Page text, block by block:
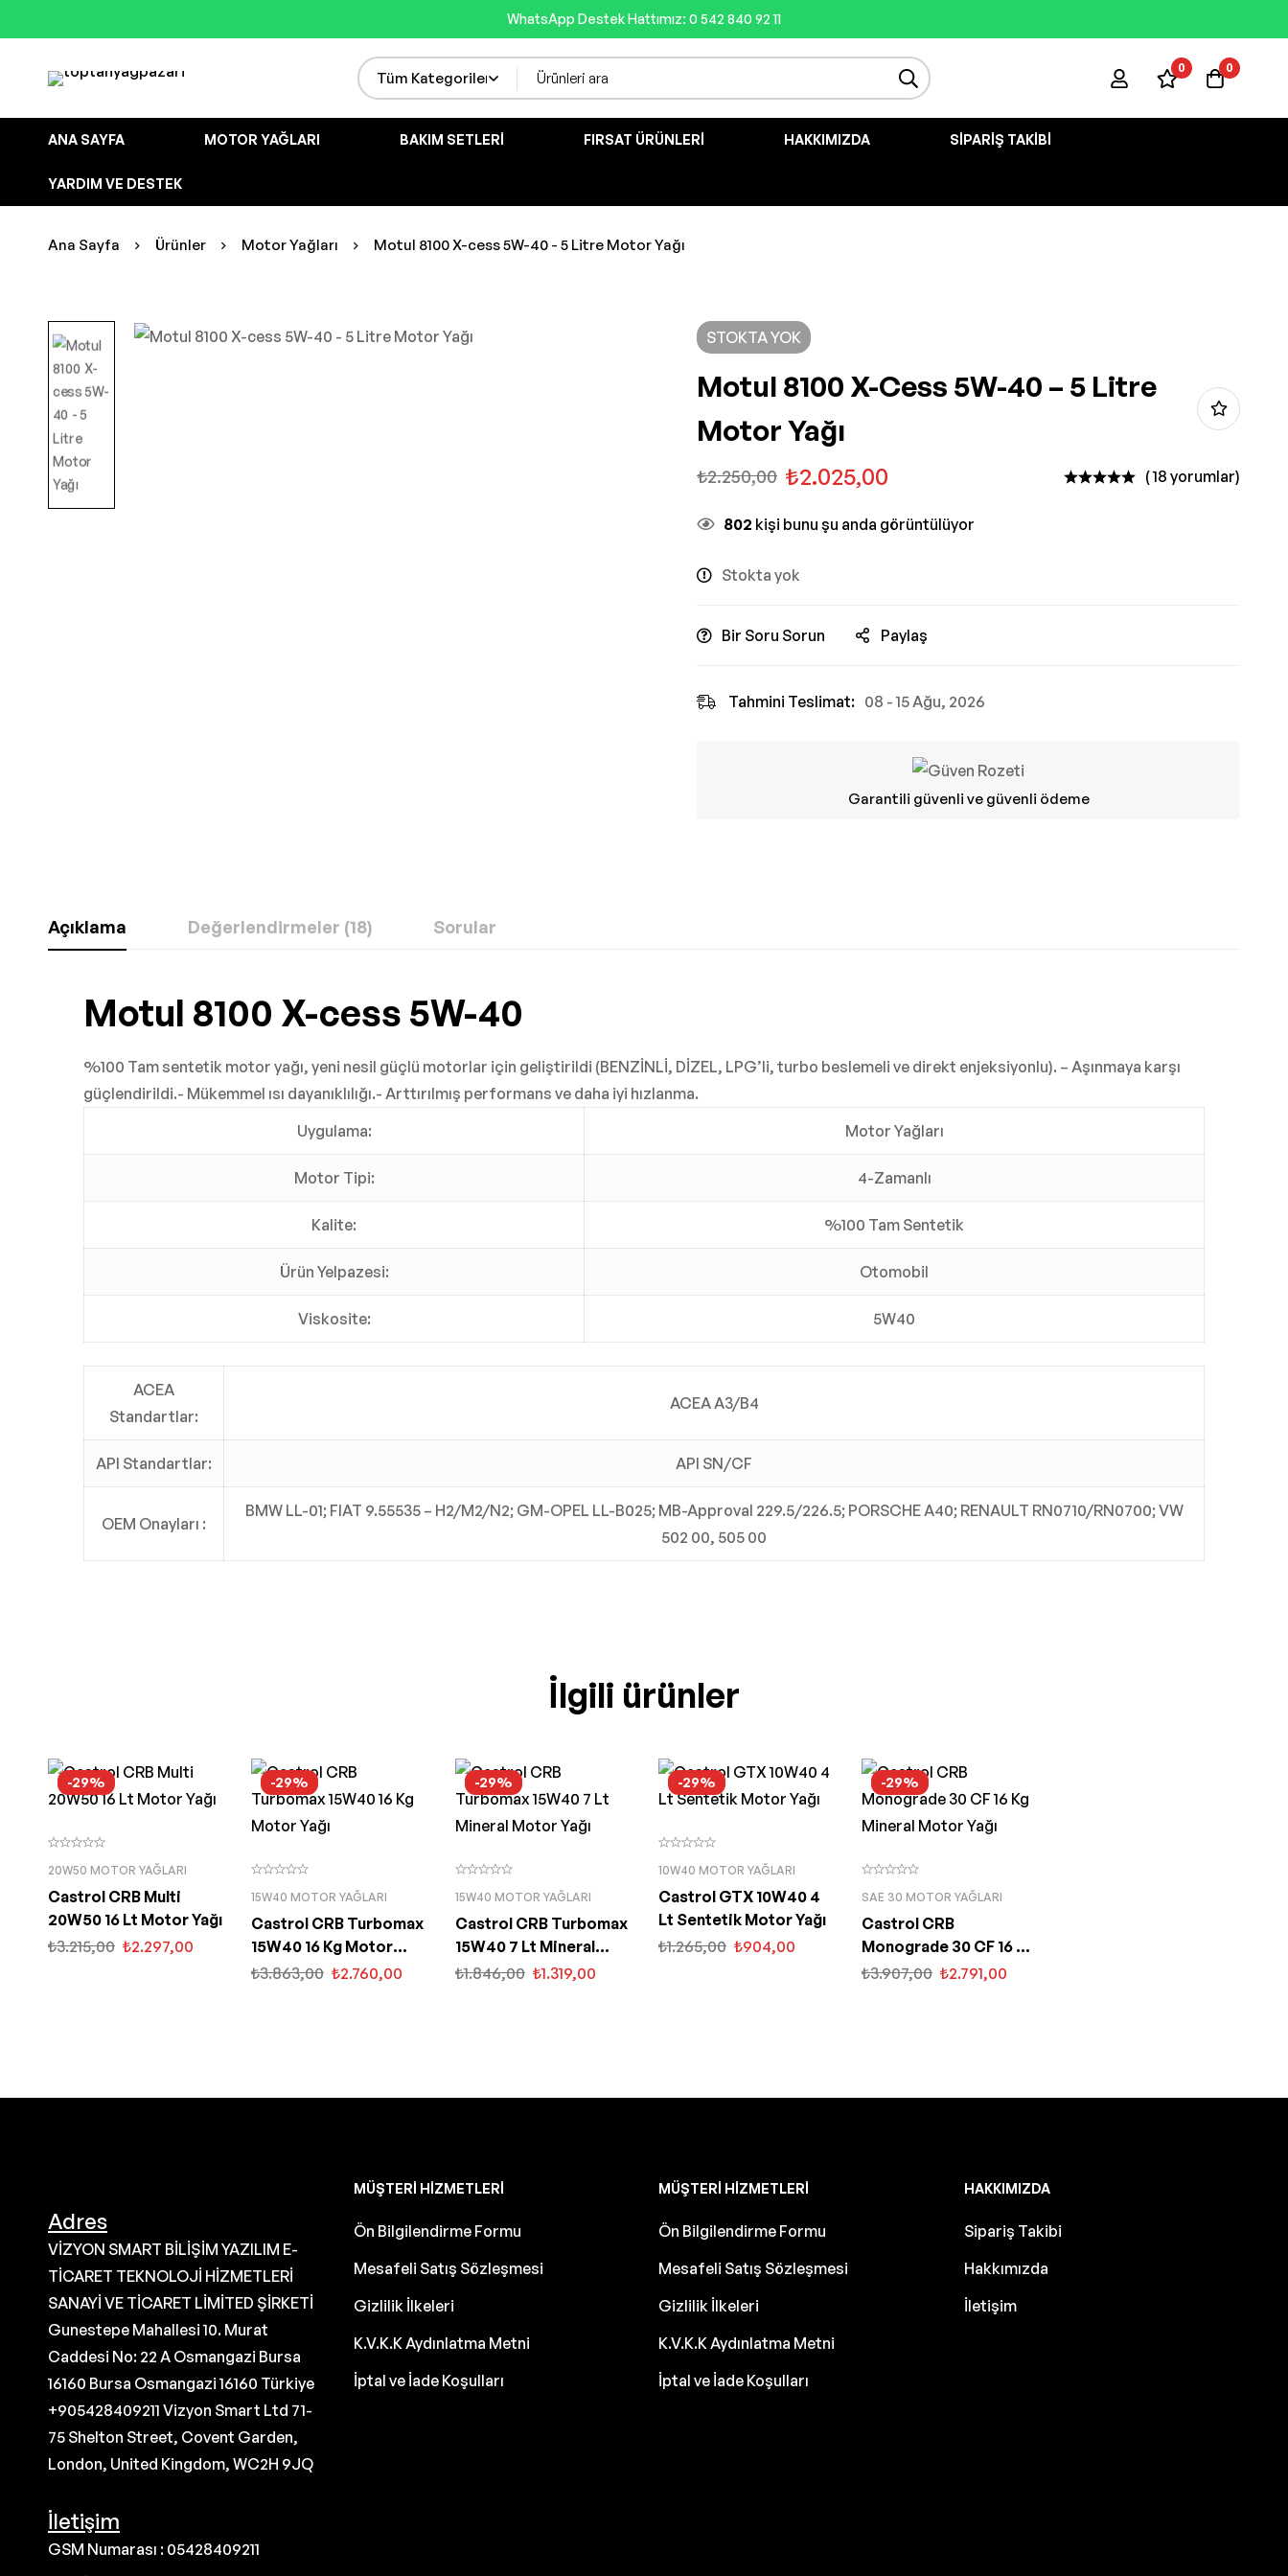
WhatsApp Destek Hattımız: 0 542 840 92 11
0 0
ANA SAYFA MOTOR YAĞLARI BAKIM SETLERI FIRSAT ÜRÜNLERI HAKKIMIZDA SIPARIŞ TAKIBI
YARDIM VE DESTEK
Ana Sayfa Ürünler Motor Yağları Motul 8100 X-cess 5W-40 - 5 Litre Motor Yağı
STOKTA YOK
Motul 8100 X-Cess 5W-40 – 5 Litre
Motor Yağı
₺2.250,00 ₺2.025,00 ( 18 yorumlar)
802 kişi bunu şu anda görüntülüyor
Stokta yok
Bir Soru Sorun Paylaş
Tahmini Teslimat: 08 - 15 Ağu, 2026
Garantili güvenli ve güvenli ödeme
Açıklama Değerlendirmeler (18) Sorular
Motul 8100 X-cess 5W-40
%100 Tam sentetik motor yağı, yeni nesil güçlü motorlar için geliştirildi (BENZİNLİ, DİZEL, LPG’li, turbo beslemeli ve direkt enjeksiyonlu). – Aşınmaya karşı
güçlendirildi.- Mükemmel ısı dayanıklılığı.- Arttırılmış performans ve daha iyi hızlanma.
Uygulama:
Motor Yağları
Motor Tipi: 4-Zamanlı
Kalite: %100 Tam Sentetik
Ürün Yelpazesi: Otomobil
Viskosite: 5W40
ACEA
Standartlar:
ACEA A3/B4
API Standartlar: API SN/CF
OEM Onayları :
BMW LL-01; FIAT 9.55535 – H2/M2/N2; GM-OPEL LL-B025; MB-Approval 229.5/226.5; PORSCHE A40; RENAULT RN0710/RN0700; VW
502 00, 505 00
İlgili ürünler
-29%
20W50 MOTOR YAĞLARI
Castrol CRB Multi
20W50 16 Lt Motor Yağı
₺3.215,00 ₺2.297,00
-29%
15W40 MOTOR YAĞLARI
Castrol CRB Turbomax
15W40 16 Kg Motor
Yağı
₺3.863,00 ₺2.760,00
-29%
15W40 MOTOR YAĞLARI
Castrol CRB Turbomax
15W40 7 Lt Mineral
Motor Yağı
₺1.846,00 ₺1.319,00
-29%
10W40 MOTOR YAĞLARI
Castrol GTX 10W40 4
Lt Sentetik Motor Yağı
₺1.265,00 ₺904,00
-29%
SAE 30 MOTOR YAĞLARI
Castrol CRB
Monograde 30 CF 16 Kg
Mineral Motor Yağı
₺3.907,00 ₺2.791,00
Adres
VİZYON SMART BİLİŞİM YAZILIM E-
TİCARET TEKNOLOJİ HİZMETLERİ
SANAYİ VE TİCARET LİMİTED ŞİRKETİ
Gunestepe Mahallesi 10. Murat
Caddesi No: 22 A Osmangazi Bursa
16160 Bursa Osmangazi 16160 Türkiye
+905428409211 Vizyon Smart Ltd 71-
75 Shelton Street, Covent Garden,
London, United Kingdom, WC2H 9JQ
İletişim
GSM Numarası : 05428409211
MÜŞTERI HIZMETLERI
Ön Bilgilendirme Formu
Mesafeli Satış Sözleşmesi
Gizlilik İlkeleri
K.V.K.K Aydınlatma Metni
İptal ve İade Koşulları
MÜŞTERI HIZMETLERI
Ön Bilgilendirme Formu
Mesafeli Satış Sözleşmesi
Gizlilik İlkeleri
K.V.K.K Aydınlatma Metni
İptal ve İade Koşulları
HAKKIMIZDA
Sipariş Takibi
Hakkımızda
İletişim